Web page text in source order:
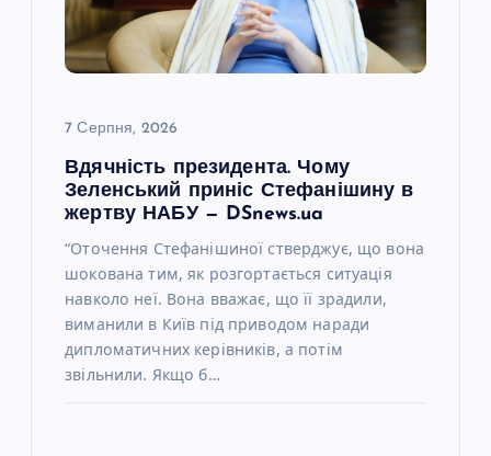
7 Серпня, 2026
Вдячність президента. Чому
Зеленський приніс Стефанішину в
жертву НАБУ — DSnews.ua
“Оточення Стефанішиної стверджує, що вона
шокована тим, як розгортається ситуація
навколо неї. Вона вважає, що її зрадили,
виманили в Київ під приводом наради
дипломатичних керівників, а потім
звільнили. Якщо б…